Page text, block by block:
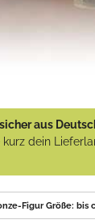
aus
dein
Figur Größe: bis